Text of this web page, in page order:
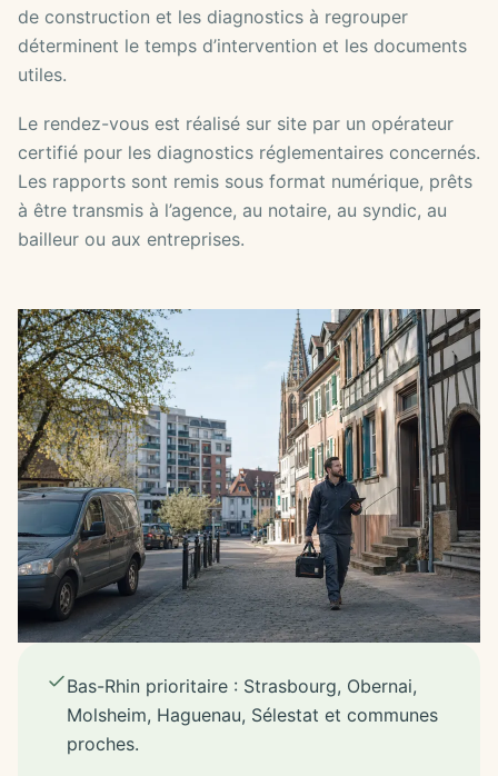
de construction et les diagnostics à regrouper
déterminent le temps d’intervention et les documents
utiles.
Le rendez-vous est réalisé sur site par un opérateur
certifié pour les diagnostics réglementaires concernés.
Les rapports sont remis sous format numérique, prêts
à être transmis à l’agence, au notaire, au syndic, au
bailleur ou aux entreprises.
Bas-Rhin prioritaire : Strasbourg, Obernai,
Molsheim, Haguenau, Sélestat et communes
proches.